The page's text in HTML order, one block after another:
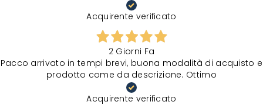
Acquirente verificato
2 Giorni Fa
Pacco arrivato in tempi brevi, buona modalità di acquisto e
prodotto come da descrizione. Ottimo
Acquirente verificato